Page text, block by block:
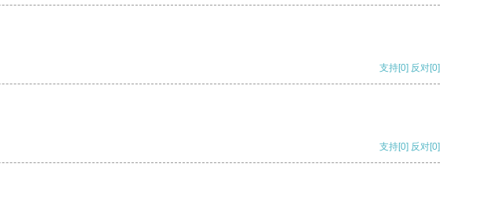
支持[0] 反对[0]
支持[0] 反对[0]